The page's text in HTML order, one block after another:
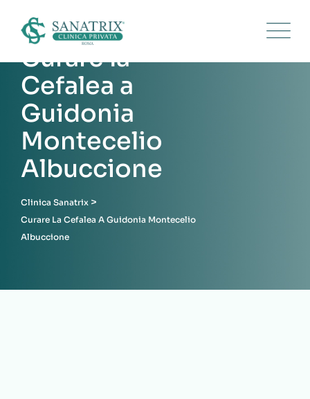
content
Curare la
Cefalea a
Guidonia
Montecelio
Albuccione
Clinica Sanatrix >
Curare La Cefalea A Guidonia Montecelio
Albuccione